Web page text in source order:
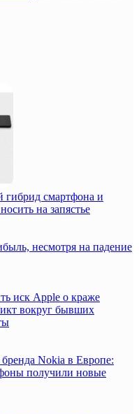
гибрид смартфона и
на запястье
несмотря на падение
иск Apple о краже
вокруг бывших
бренда Nokia в Европе:
получили новые